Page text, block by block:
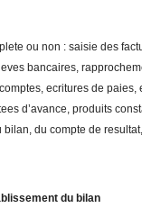
ou non : saisie des
bancaires,
ecritures de
d’avance, produits
bilan, du compte de
du bilan